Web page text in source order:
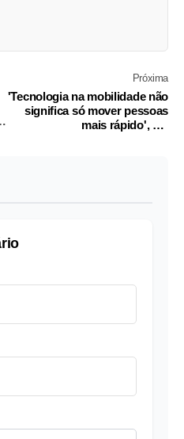
Próxima
'Tecnologia na mobilidade não
significa só mover pessoas
mais rápido', diz